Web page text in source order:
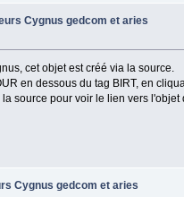
Cygnus gedcom et aries
cet objet est créé via la source.
en dessous du tag BIRT, en
source pour voir le lien vers
Cygnus gedcom et aries